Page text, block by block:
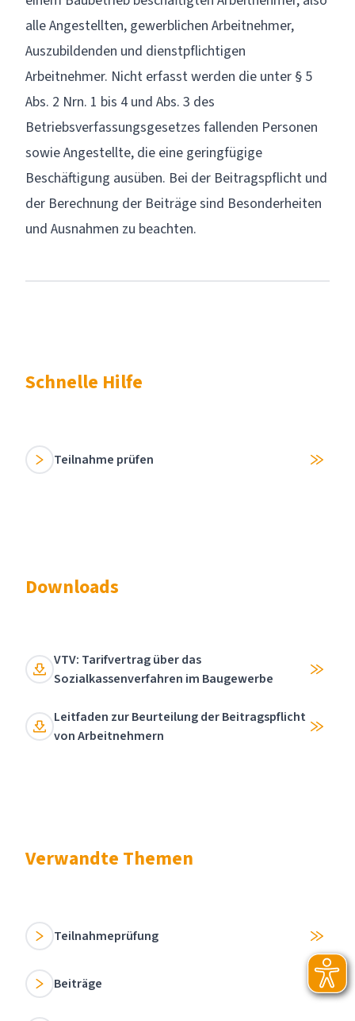
alle Angestellten, gewerblichen Arbeitnehmer,
Auszubildenden und dienstpflichtigen
Arbeitnehmer. Nicht erfasst werden die unter § 5
Abs. 2 Nrn. 1 bis 4 und Abs. 3 des
Betriebsverfassungsgesetzes fallenden Personen
sowie Angestellte, die eine geringfügige
Beschäftigung ausüben. Bei der Beitragspflicht und
der Berechnung der Beiträgesind Besonderheiten
und Ausnahmen zu beachten.
Schnelle Hilfe
Teilnahme prüfen
Downloads
VTV: Tarifvertrag über das
Sozialkassenverfahren im Baugewerbe
Leitfaden zur Beurteilung der Beitragspflicht
von Arbeitnehmern
Verwandte Themen
Teilnahmeprüfung
Beiträge